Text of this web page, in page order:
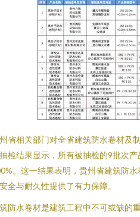
省相关部门对全省建筑防水卷材及
检结果显示，所有被抽检的9批次
。这一结果表明，贵州省建筑防
全与耐久性提供了有力保障。
防水卷材是建筑工程中不可或缺的